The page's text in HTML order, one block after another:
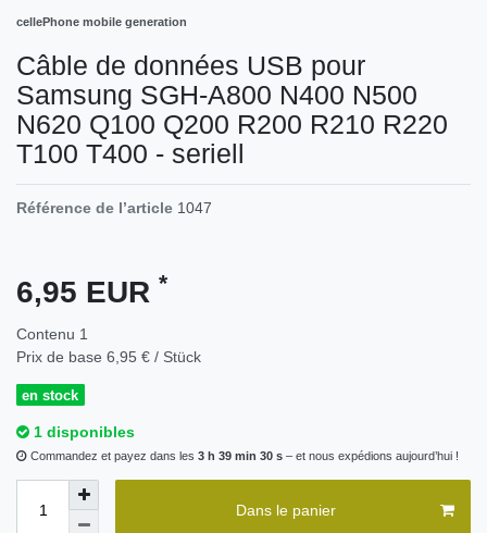
cellePhone mobile generation
Câble de données USB pour
Samsung SGH-A800 N400 N500
N620 Q100 Q200 R200 R210 R220
T100 T400 - seriell
Référence de l’article 1047
6,95 EUR *
Contenu 1
Prix de base 6,95 € / Stück
en stock
1 disponibles
Commandez et payez dans les 3 h 39 min 30 s – et nous expédions aujourd’hui !
Dans le panier